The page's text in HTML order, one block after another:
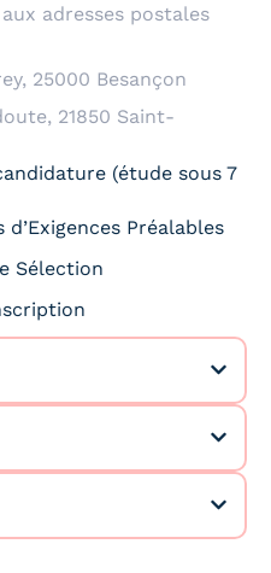
adresses postales
25000 Besançon
21850 Saint-
(étude sous 7
d’Exigences Préalables
Sélection